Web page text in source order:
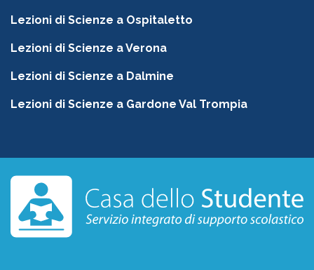
Lezioni di Scienze a Ospitaletto
Lezioni di Scienze a Verona
Lezioni di Scienze a Dalmine
Lezioni di Scienze a Gardone Val Trompia